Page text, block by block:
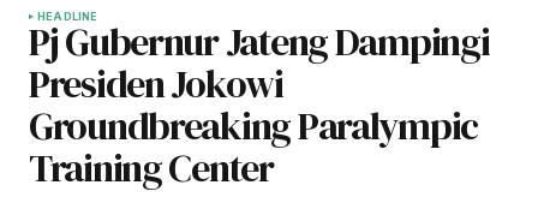
HEADLINE
Pj Gubernur Jateng Dampingi
Presiden Jokowi
Groundbreaking Paralympic
Training Center